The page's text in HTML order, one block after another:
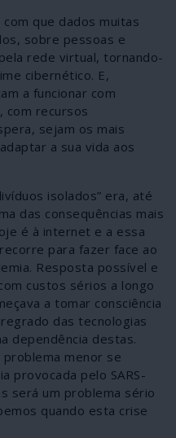
que dados muitas
sobre pessoas e
rede virtual, tornando-
cibernético. E,
a funcionar com
com recursos
sejam os mais
a sua vida aos
isolados” era, até
das consequências mais
é à internet e a essa
para fazer face ao
Resposta possível e
custos sérios a longo
a tomar consciência
das tecnologias
dependência destas.
menor se
provocada pelo SARS-
será um problema sério
quando esta crise